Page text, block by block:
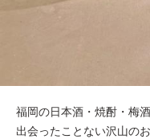
福岡の日本酒・焼酎・梅
出会ったことない沢山の